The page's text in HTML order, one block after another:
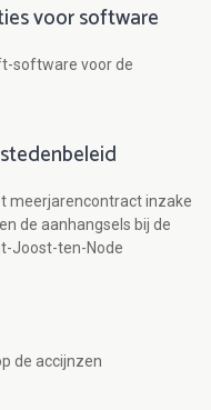
voor software
software voor de
meerjarencontract inzake
de aanhangsels bij de
Joost-ten-Node
de accijnzen